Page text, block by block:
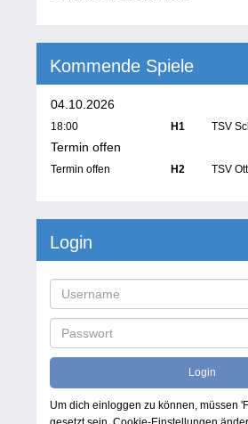
Kommende Spiele
04.10.2026
18:00 H1 TSV
Termin offen
Termin offen H2 TSV
Login
Um dich einloggen zu können, müssen